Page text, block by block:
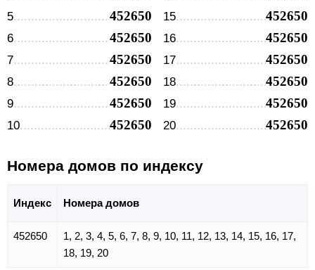
5 452650
6 452650
7 452650
8 452650
9 452650
10 452650
15 452650
16 452650
17 452650
18 452650
19 452650
20 452650
Номера домов по индексу
Индекс Номера домов
452650
1, 2, 3, 4, 5, 6, 7, 8, 9, 10, 11, 12, 13, 14, 15, 16, 17,
18, 19, 20